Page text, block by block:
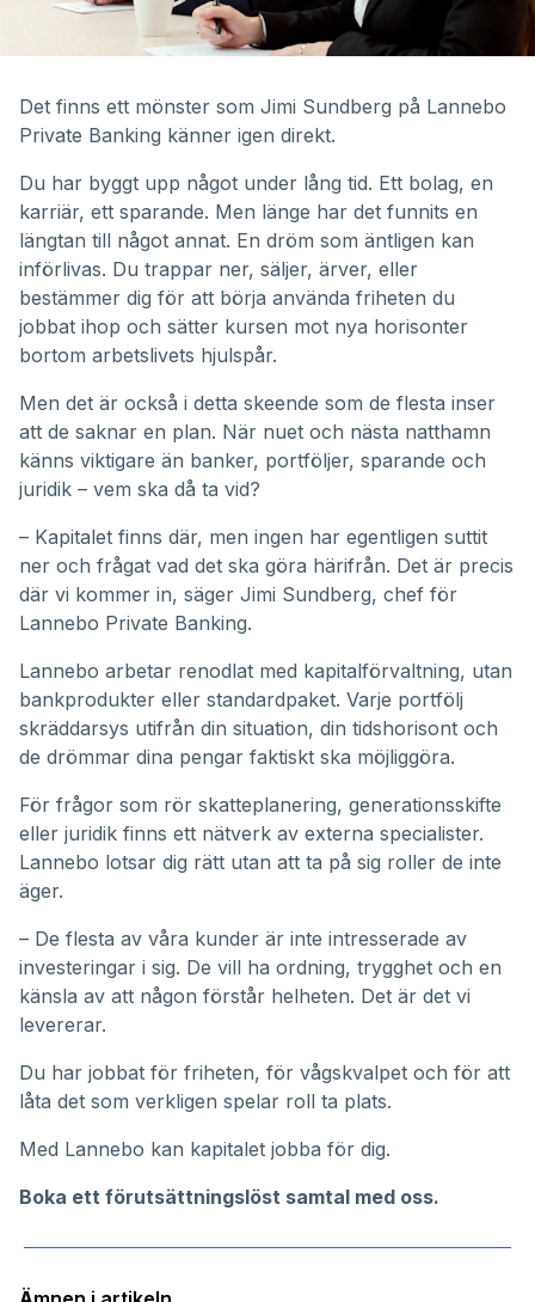
Det finns ett mönster som Jimi Sundberg på Lannebo
Private Banking känner igen direkt.
Du har byggt upp något under lång tid. Ett bolag, en
karriär, ett sparande. Men länge har det funnits en
längtan till något annat. En dröm som äntligen kan
införlivas. Du trappar ner, säljer, ärver, eller
bestämmer dig för att börja använda friheten du
jobbat ihop och sätter kursen mot nya horisonter
bortom arbetslivets hjulspår.
Men det är också i detta skeende som de flesta inser
att de saknar en plan. När nuet och nästa natthamn
känns viktigare än banker, portföljer, sparande och
juridik – vem ska då ta vid?
– Kapitalet finns där, men ingen har egentligen suttit
ner och frågat vad det ska göra härifrån. Det är precis
där vi kommer in, säger Jimi Sundberg, chef för
Lannebo Private Banking.
Lannebo arbetar renodlat med kapitalförvaltning, utan
bankprodukter eller standardpaket. Varje portfölj
skräddarsys utifrån din situation, din tidshorisont och
de drömmar dina pengar faktiskt ska möjliggöra.
För frågor som rör skatteplanering, generationsskifte
eller juridik finns ett nätverk av externa specialister.
Lannebo lotsar dig rätt utan att ta på sig roller de inte
äger.
– De flesta av våra kunder är inte intresserade av
investeringar i sig. De vill ha ordning, trygghet och en
känsla av att någon förstår helheten. Det är det vi
levererar.
Du har jobbat för friheten, för vågskvalpet och för att
låta det som verkligen spelar roll ta plats.
Med Lannebo kan kapitalet jobba för dig.
Boka ett förutsättningslöst samtal med oss.